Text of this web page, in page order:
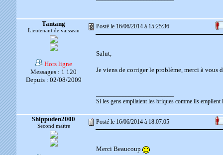
Tantang
Lieutenant de vaisseau
Posté le 16/06/2014 à 15:25:36
Hors ligne
Messages : 1 120
Depuis : 02/08/2009
Salut,
Je viens de corriger le problème, merci à vous
Si les gens empilaient les briques comme ils
Shippuden2000
Second maître
Posté le 16/06/2014 à 18:07:05
Merci Beaucoup